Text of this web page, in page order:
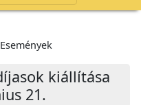
Események
kiállítása
21.